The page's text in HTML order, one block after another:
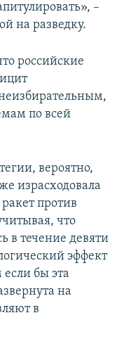
–
на разведку.
российские
по всей
вероятно,
израсходовала
против
что
в течение девяти
эффект
бы эта
на
в